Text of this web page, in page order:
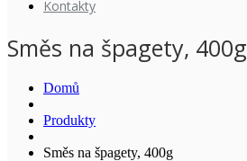
Kontakty
Směs na špagety, 400g
Domů
Produkty
Směs na špagety, 400g